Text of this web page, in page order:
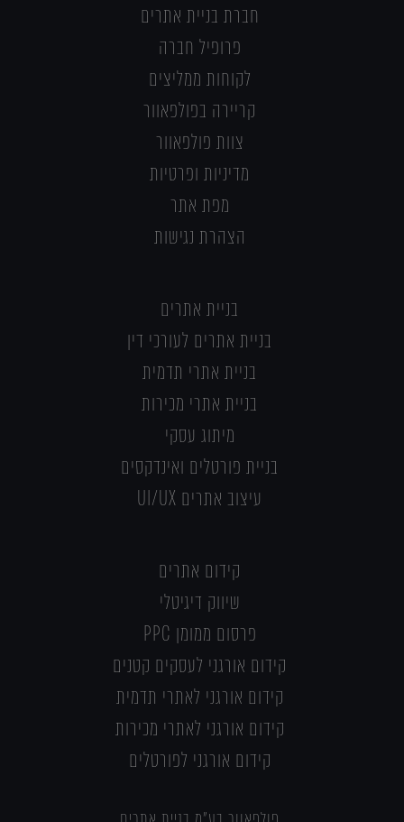
חברת בניית אתרים
פרופיל חברה
לקוחות ממליצים
קריירה בפולפאוור
צוות פולפאוור
מדיניות ופרטיות
מפת אתר
הצהרת נגישות
בניית אתרים
בניית אתרים לעורכי דין
בניית אתרי תדמית
בניית אתרי מכירות
מיתוג עסקי
בניית פורטלים ואינדקסים
עיצוב אתרים UI/UX
קידום אתרים
שיווק דיגיטלי
פרסום ממומן PPC
קידום אורגני לעסקים קטנים
קידום אורגני לאתרי תדמית
קידום אורגני לאתרי מכירות
קידום אורגני לפורטלים